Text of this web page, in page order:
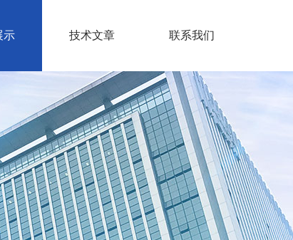
示 技术文章 联系我们